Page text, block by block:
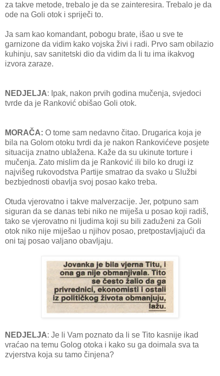
za takve metode, trebalo je da se zainteresira. Trebalo je da
ode na Goli otok i spriječi to.
Ja sam kao komandant, pobogu brate, išao u sve te
garnizone da vidim kako vojska živi i radi. Prvo sam obilazio
kuhinju, sav sanitetski dio da vidim da li tu ima ikakvog
izvora zaraze.
NEDJELJA: Ipak, nakon prvih godina mučenja, svjedoci
tvrde da je Ranković obišao Goli otok.
MORAČA: O tome sam nedavno čitao. Drugarica koja je
bila na Golom otoku tvrdi da je nakon Rankovićeve posjete
situacija znatno ublažena. Kaže da su ukinute torture i
mučenja. Zato mislim da je Ranković ili bilo ko drugi iz
najvišeg rukovodstva Partije smatrao da svako u Službi
bezbjednosti obavlja svoj posao kako treba.
Otuda vjerovatno i takve malverzacije. Jer, potpuno sam
siguran da se danas tebi niko ne miješa u posao koji radiš,
tako se vjerovatno ni ljudima koji su bili zaduženi za Goli
otok niko nije miješao u njihov posao, pretpostavljajući da
oni taj posao valjano obavljaju.
NEDJELJA: Je li Vam poznato da li se Tito kasnije ikad
vraćao na temu Golog otoka i kako su ga doimala sva ta
zvjerstva koja su tamo činjena?